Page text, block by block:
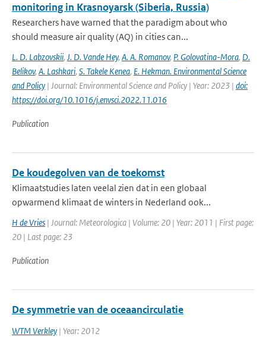
monitoring in Krasnoyarsk (Siberia, Russia)
Researchers have warned that the paradigm about who
should measure air quality (AQ) in cities can...
L. D. Labzovskii, J. D. Vande Hey, A. A. Romanov, P. Golovatina-Mora, D.
Belikov, A. Lashkari, S. Takele Kenea, E. Hekman. Environmental Science
and Policy | Journal: Environmental Science and Policy | Year: 2023 | doi:
https://doi.org/10.1016/j.envsci.2022.11.016
Publication
De koudegolven van de toekomst
Klimaatstudies laten veelal zien dat in een globaal
opwarmend klimaat de winters in Nederland ook...
H de Vries | Journal: Meteorologica | Volume: 20 | Year: 2011 | First page:
20 | Last page: 23
Publication
De symmetrie van de oceaancirculatie
WTM Verkley | Year: 2012